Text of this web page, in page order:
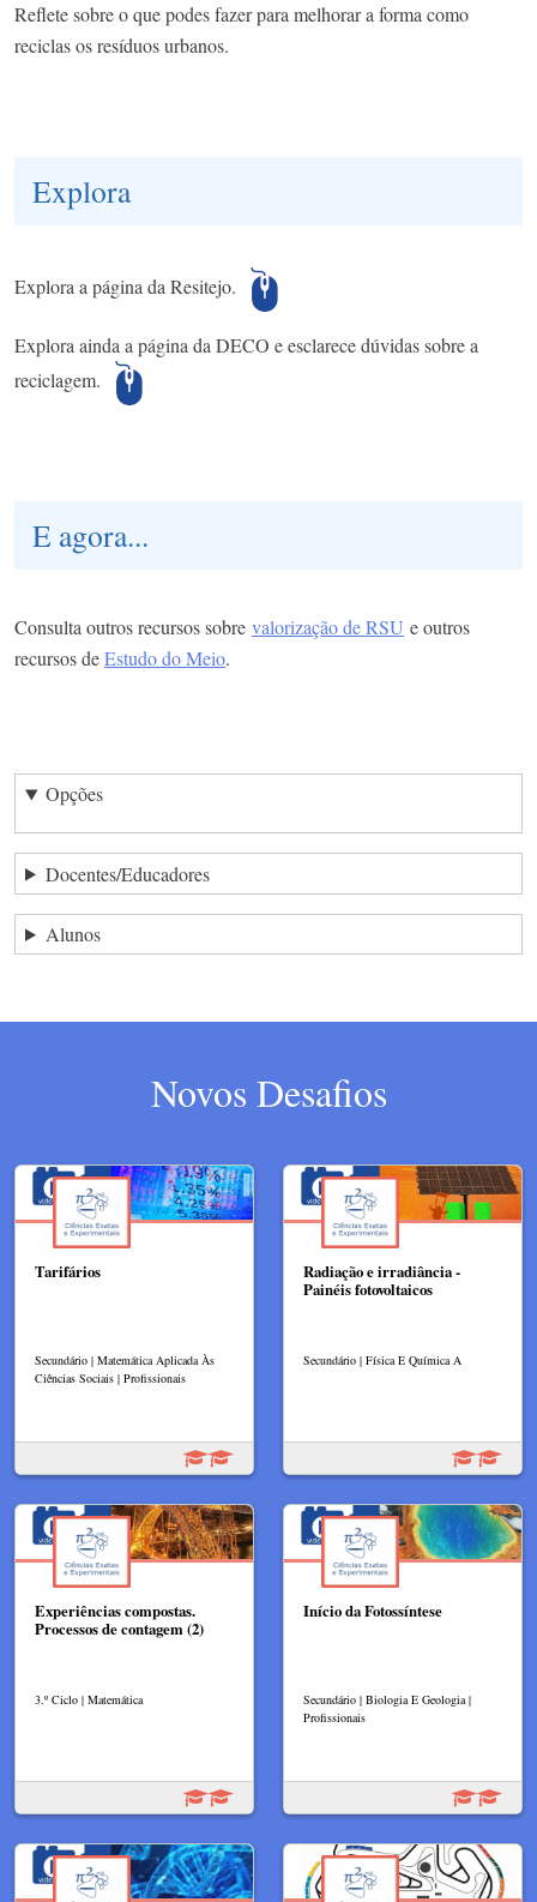
Reflete sobre o que podes fazer para melhorar a forma como
reciclas os resíduos urbanos.
Explora
Explora a página da Resitejo.
Explora ainda a página da DECO e esclarece dúvidas sobre a
reciclagem.
E agora...
Consulta outros recursos sobre valorização de RSU e outros
recursos deEstudo do Meio.
Opções
Docentes/Educadores
Alunos
Novos Desafios
Tarifários
Secundário | Matemática Aplicada Às
Ciências Sociais | Profissionais
Radiação e irradiância -
Painéis fotovoltaicos
Secundário | Física E Química A
Experiências compostas.
Processos de contagem (2)
3.º Ciclo | Matemática
Início da Fotossíntese
Secundário | Biologia E Geologia |
Profissionais